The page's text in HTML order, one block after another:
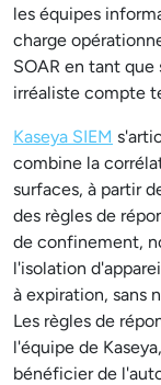
les équipes
charge
SOAR en tant
irréaliste compte
Kaseya SIEM
combine la
surfaces, à partir
des règles de
de confinement,
l'isolation
à expiration, sans
Les règles de
l'équipe de
bénéficier de